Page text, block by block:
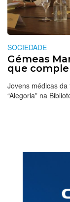
SOCIEDADE
Gémeas
que
Jovens médicas
“Alegoria” na